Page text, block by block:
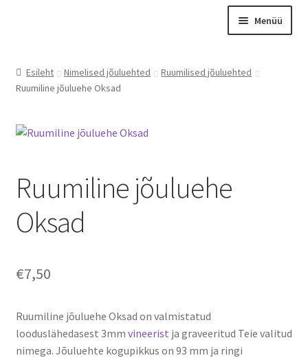
Menüü
Otsing
Kontakt
Graveerimine
Instagram
Minu konto
Esileht Nimelised jõuluehted
Ruumilised jõuluehted
Ruumiline jõuluehe Oksad
Ruumiline jõuluehe
Oksad
€7,50
Ruumiline jõuluehe Oksad on valmistatud
looduslähedasest 3mm vineerist ja graveeritud Teie valitud
nimega. Jõuluehte kogupikkus on 93 mm ja ringi